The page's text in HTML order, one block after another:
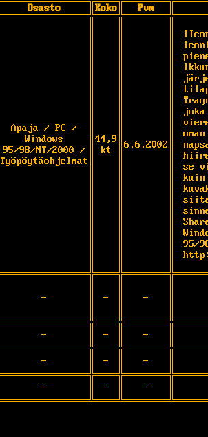
Osasto Koko Pvm
Apaja / PC /
Windows
95/98/NT/2000 /
Työpöytäohjelmat
44,9
kt
6.6.2002
se
siitä
95/
- - -
- -
-
- -
-
- - -